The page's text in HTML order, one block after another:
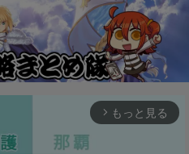
arrow_forward_ios もっと見る